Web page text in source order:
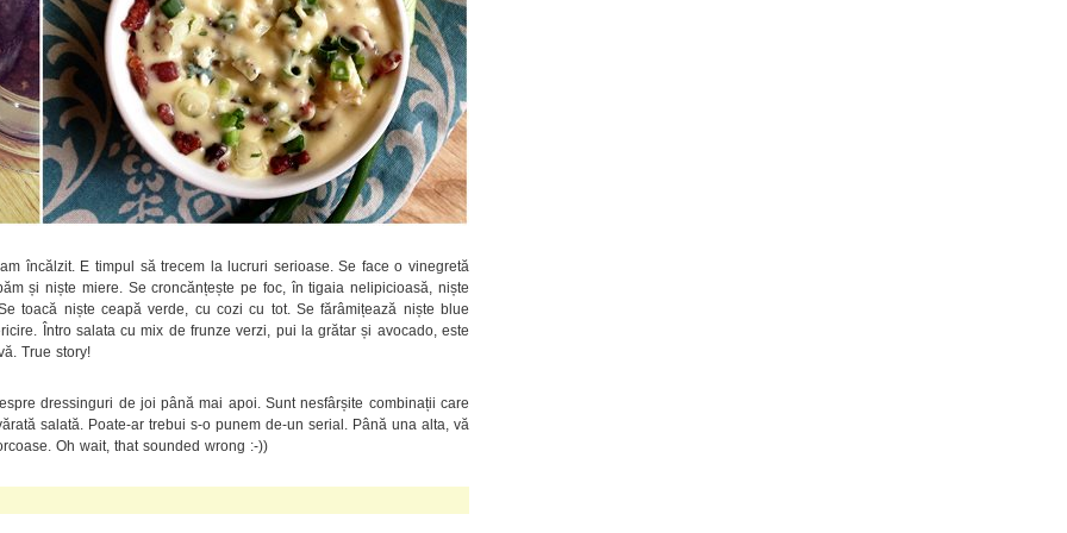
încălzit. E timpul să trecem la lucruri serioase. Se face o vinegretă
și niște miere. Se croncănțește pe foc, în tigaia nelipicioasă, niște
toacă niște ceapă verde, cu cozi cu tot. Se fărâmițează niște blue
Întro salata cu mix de frunze verzi, pui la grătar și avocado, este
True story!
dressinguri de joi până mai apoi. Sunt nesfârșite combinații care
salată. Poate-ar trebui s-o punem de-un serial. Până una alta, vă
Oh wait, that sounded wrong :-))